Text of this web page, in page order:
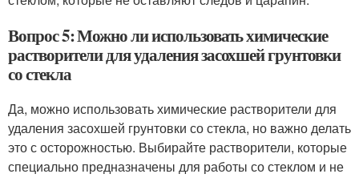
Вопрос 5: Можно ли использовать химические
растворители для удаления засохшей грунтовки
со стекла
Да, можно использовать химические растворители для
удаления засохшей грунтовки со стекла, но важно делать
это с осторожностью. Выбирайте растворители, которые
специально предназначены для работы со стеклом и не